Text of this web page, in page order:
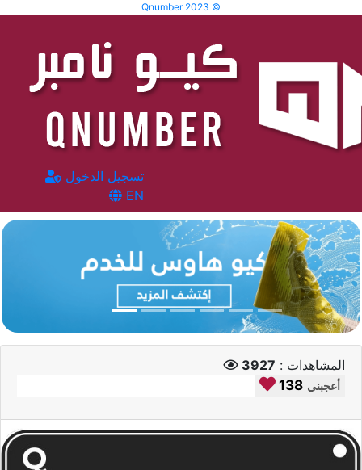
Qnumber 2023 ©
تسجيل الدخول
EN